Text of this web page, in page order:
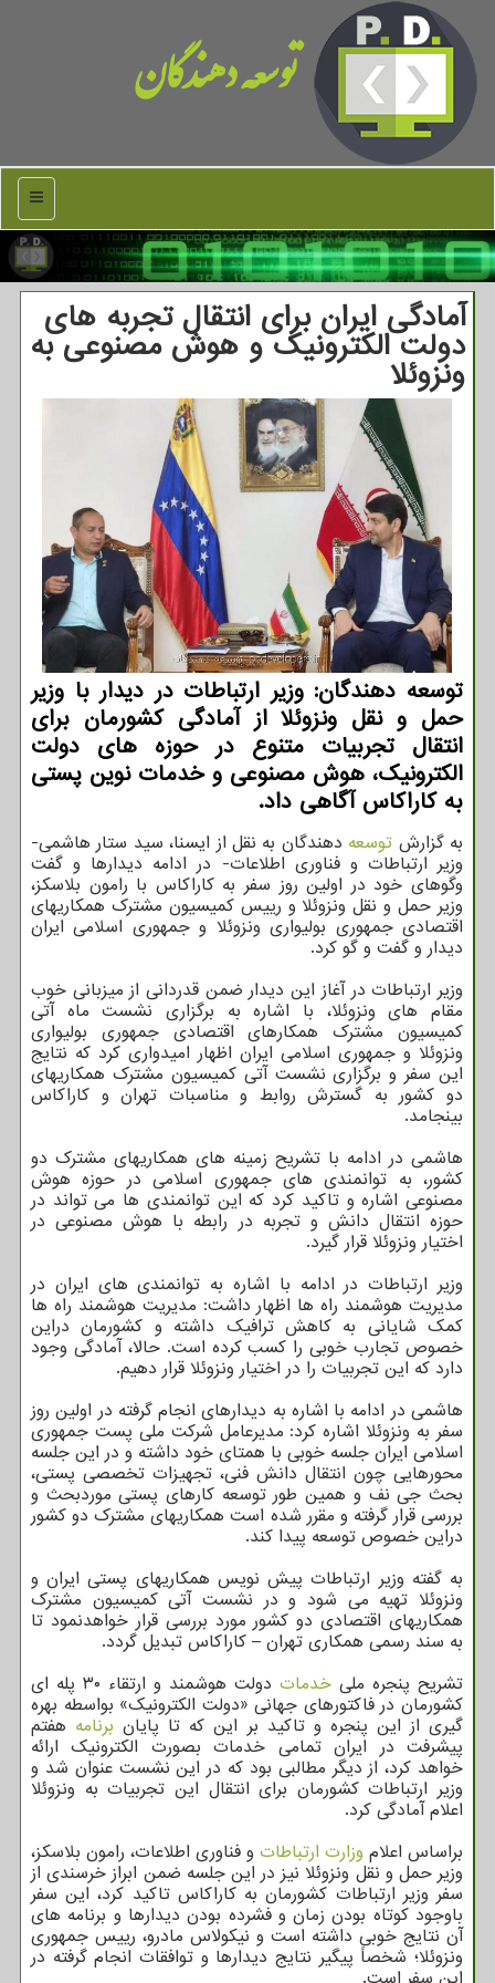
توسعه دهندگان
منو
آمادگی ایران برای انتقال تجربه های
دولت الکترونیک و هوش مصنوعی به
ونزوئلا
توسعه دهندگان: وزیر ارتباطات در دیدار با وزیر
حمل و نقل ونزوئلا از آمادگی کشورمان برای
انتقال تجربیات متنوع در حوزه های دولت
الکترونیک، هوش مصنوعی و خدمات نوین پستی
به کاراکاس آگاهی داد.
به گزارش توسعه دهندگان به نقل از ایسنا، سید ستار هاشمی-
وزیر ارتباطات و فناوری اطلاعات- در ادامه دیدارها و گفت
وگوهای خود در اولین روز سفر به کاراکاس با رامون بلاسکز،
وزیر حمل و نقل ونزوئلا و رییس کمیسیون مشترک همکاریهای
اقتصادی جمهوری بولیواری ونزوئلا و جمهوری اسلامی ایران
دیدار و گفت و گو کرد.
وزیر ارتباطات در آغاز این دیدار ضمن قدردانی از میزبانی خوب
مقام های ونزوئلا، با اشاره به برگزاری نشست ماه آتی
کمیسیون مشترک همکارهای اقتصادی جمهوری بولیواری
ونزوئلا و جمهوری اسلامی ایران اظهار امیدواری کرد که نتایج
این سفر و برگزاری نشست آتی کمیسیون مشترک همکاریهای
دو کشور به گسترش روابط و مناسبات تهران و کاراکاس
بینجامد.
هاشمی در ادامه با تشریح زمینه های همکاریهای مشترک دو
کشور، به توانمندی های جمهوری اسلامی در حوزه هوش
مصنوعی اشاره و تاکید کرد که این توانمندی ها می تواند در
حوزه انتقال دانش و تجربه در رابطه با هوش مصنوعی در
اختیار ونزوئلا قرار گیرد.
وزیر ارتباطات در ادامه با اشاره به توانمندی های ایران در
مدیریت هوشمند راه ها اظهار داشت: مدیریت هوشمند راه ها
کمک شایانی به کاهش ترافیک داشته و کشورمان دراین
خصوص تجارب خوبی را کسب کرده است. حالا، آمادگی وجود
دارد که این تجربیات را در اختیار ونزوئلا قرار دهیم.
هاشمی در ادامه با اشاره به دیدارهای انجام گرفته در اولین روز
سفر به ونزوئلا اشاره کرد: مدیرعامل شرکت ملی پست جمهوری
اسلامی ایران جلسه خوبی با همتای خود داشته و در این جلسه
محورهایی چون انتقال دانش فنی، تجهیزات تخصصی پستی،
بحث جی نف و همین طور توسعه کارهای پستی موردبحث و
بررسی قرار گرفته و مقرر شده است همکاریهای مشترک دو کشور
دراین خصوص توسعه پیدا کند.
به گفته وزیر ارتباطات پیش نویس همکاریهای پستی ایران و
ونزوئلا تهیه می شود و در نشست آتی کمیسیون مشترک
همکاریهای اقتصادی دو کشور مورد بررسی قرار خواهدنمود تا
به سند رسمی همکاری تهران – کاراکاس تبدیل گردد.
تشریح پنجره ملی خدمات دولت هوشمند و ارتقاء ۳۰ پله ای
کشورمان در فاکتورهای جهانی «دولت الکترونیک» بواسطه بهره
گیری از این پنجره و تاکید بر این که تا پایان برنامه هفتم
پیشرفت در ایران تمامی خدمات بصورت الکترونیک ارائه
خواهد کرد، از دیگر مطالبی بود که در این نشست عنوان شد و
وزیر ارتباطات کشورمان برای انتقال این تجربیات به ونزوئلا
اعلام آمادگی کرد.
براساس اعلام وزارت ارتباطات و فناوری اطلاعات، رامون بلاسکز،
وزیر حمل و نقل ونزوئلا نیز در این جلسه ضمن ابراز خرسندی از
سفر وزیر ارتباطات کشورمان به کاراکاس تاکید کرد، این سفر
باوجود کوتاه بودن زمان و فشرده بودن دیدارها و برنامه های
آن نتایج خوبی داشته است و نیکولاس مادرو، رییس جمهوری
ونزوئلا؛ شخصاً پیگیر نتایج دیدارها و توافقات انجام گرفته در